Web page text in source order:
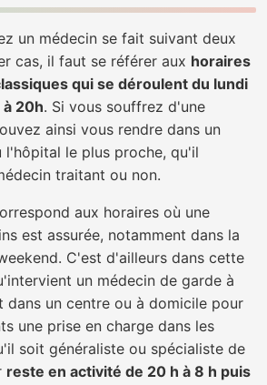
un médecin se fait suivant deux
cas, il faut se référer aux horaires
qui se déroulent du lundi
20h. Si vous souffrez d'une
ainsi vous rendre dans un
l'hôpital le plus proche, qu'il
traitant ou non.
aux horaires où une
est assurée, notamment dans la
C'est d'ailleurs dans cette
un médecin de garde à
dans un centre ou à domicile pour
une prise en charge dans les
soit généraliste ou spécialiste de
reste en activité de 20 h à 8 h puis